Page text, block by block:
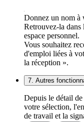
Donnez un nom à
Retrouvez-la
espace personnel.
Vous souhaitez
d'emploi liées à
la réception ».
7. Autres
Depuis le détail
votre sélection,
de travail et la